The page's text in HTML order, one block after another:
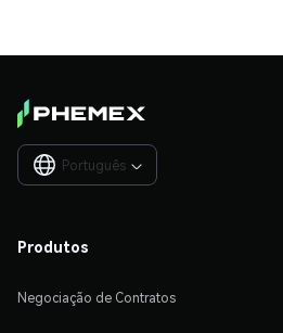
Português 
Produtos
Negociação de Contratos